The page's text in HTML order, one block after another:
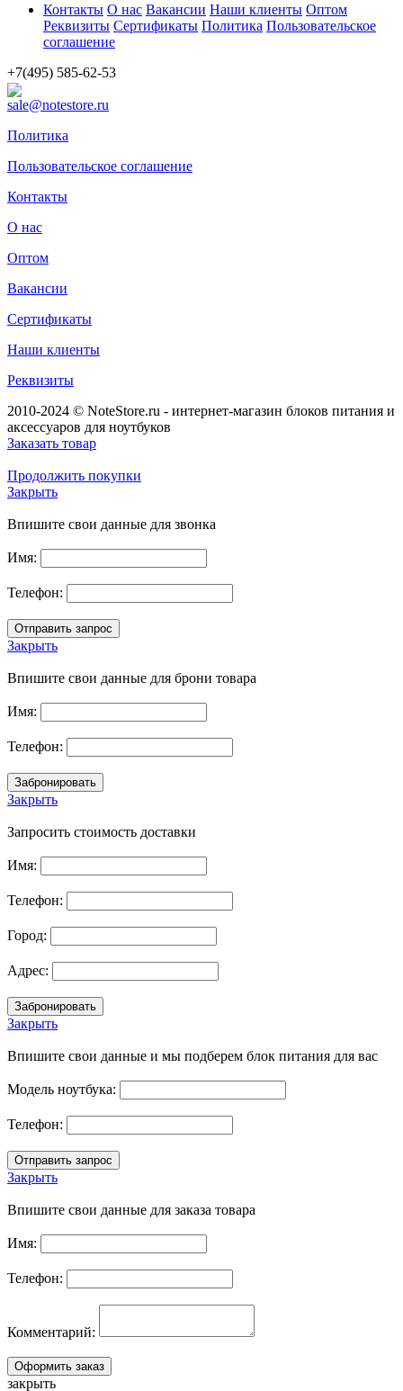
Контакты О нас Вакансии Наши клиенты Оптом
Реквизиты Сертификаты Политика Пользовательское
соглашение
+7(495) 585-62-53
sale@notestore.ru
Политика
Пользовательское соглашение
Контакты
О нас
Оптом
Вакансии
Сертификаты
Наши клиенты
Реквизиты
2010-2024 © NoteStore.ru - интернет-магазин блоков питания и
аксессуаров для ноутбуков
Заказать товар
Продолжить покупки
Закрыть
Впишите свои данные для звонка
Имя:
Телефон:
Закрыть
Впишите свои данные для брони товара
Имя:
Телефон:
Закрыть
Запросить стоимость доставки
Имя:
Телефон:
Город:
Адрес:
Закрыть
Впишите свои данные и мы подберем блок питания для вас
Модель ноутбука:
Телефон:
Закрыть
Впишите свои данные для заказа товара
Имя:
Телефон:
Комментарий:
закрыть